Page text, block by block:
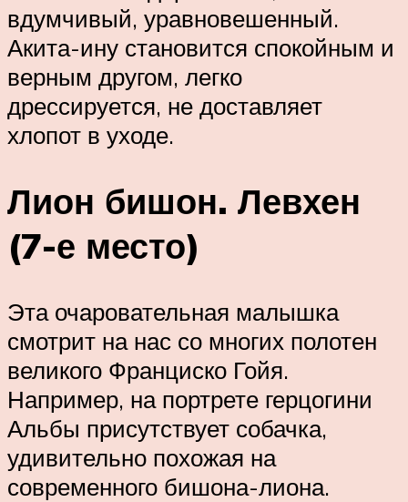
вдумчивый, уравновешенный.
Акита-ину становится спокойным и
верным другом, легко
дрессируется, не доставляет
хлопот в уходе.
Лион бишон. Левхен
(7-е место)
Эта очаровательная малышка
смотрит на нас со многих полотен
великого Франциско Гойя.
Например, на портрете герцогини
Альбы присутствует собачка,
удивительно похожая на
современного бишона-лиона.